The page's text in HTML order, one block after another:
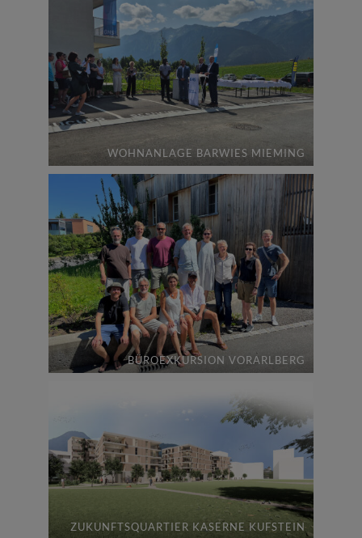
WOHNANLAGE BARWIES MIEMING
BÜROEXKURSION VORARLBERG
ZUKUNFTSQUARTIER KASERNE KUFSTEIN